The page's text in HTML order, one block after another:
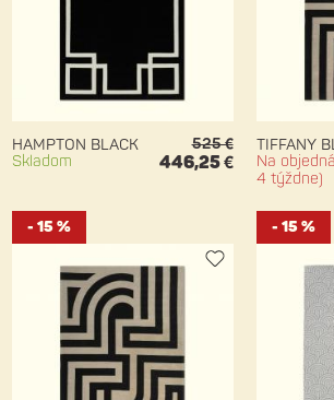
HAMPTON BLACK
Skladom
525 €
446,25 €
TIFFANY
Na
4 týždne)
- 15 % - 15 %